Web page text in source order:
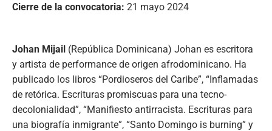
Cierre de la convocatoria: 21 mayo 2024
Johan Mijail (República Dominicana) Johan es escritora
y artista de performance de origen afrodominicano. Ha
publicado los libros “Pordioseros del Caribe”, “Inflamadas
de retórica. Escrituras promiscuas para una tecno-
decolonialidad”, “Manifiesto antirracista. Escrituras para
una biografía inmigrante”, “Santo Domingo is burning” y